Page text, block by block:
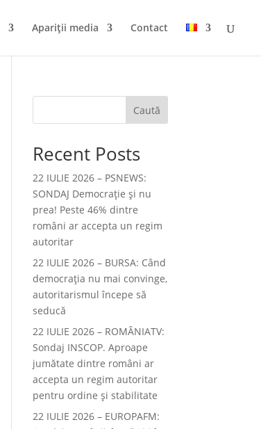
Apariții media Contact
Caută
Recent Posts
22 IULIE 2026 – PSNEWS:
SONDAJ Democrație și nu
prea! Peste 46% dintre
români ar accepta un regim
autoritar
22 IULIE 2026 – BURSA: Când
democraţia nu mai convinge,
autoritarismul începe să
seducă
22 IULIE 2026 – ROMÂNIATV:
Sondaj INSCOP. Aproape
jumătate dintre români ar
accepta un regim autoritar
pentru ordine și stabilitate
22 IULIE 2026 – EUROPAFM: